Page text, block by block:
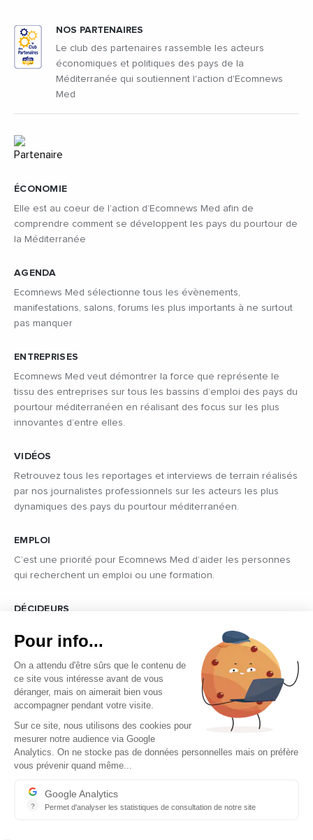
ÉCONOMIE
Elle est au coeur de l’action d’Ecomnews Med afin de
comprendre comment se développent les pays du pourtour de
la Méditerranée
AGENDA
Ecomnews Med sélectionne tous les évènements,
manifestations, salons, forums les plus importants à ne surtout
pas manquer
ENTREPRISES
Ecomnews Med veut démontrer la force que représente le
tissu des entreprises sur tous les bassins d’emploi des pays du
pourtour méditerranéen en réalisant des focus sur les plus
innovantes d’entre elles.
VIDÉOS
Retrouvez tous les reportages et interviews de terrain réalisés
par nos journalistes professionnels sur les acteurs les plus
dynamiques des pays du pourtour méditerranéen.
EMPLOI
C’est une priorité pour Ecomnews Med d’aider les personnes
qui recherchent un emploi ou une formation.
DÉCIDEURS
politique des pays du pourtour de la Méditerranée.
NOS PARTENAIRES
Le club des partenaires rassemble les acteurs
économiques et politiques des pays de la
Méditerranée qui soutiennent l'action d'Ecomnews
Med
Copyright © 2026 - Tous droits réservés
Qui sommes-nous ?
Contact
Mentions légales
Pour info...
On a attendu d'être sûrs que le contenu de
ce site vous intéresse avant de vous
déranger, mais on aimerait bien vous
accompagner pendant votre visite.
Sur ce site, nous utilisons des cookies pour
mesurer notre audience via Google
Analytics. On ne stocke pas de données personnelles mais on préfère
vous prévenir quand même...
?
Google Analytics
Permet d'analyser les statistiques de consultation de notre site